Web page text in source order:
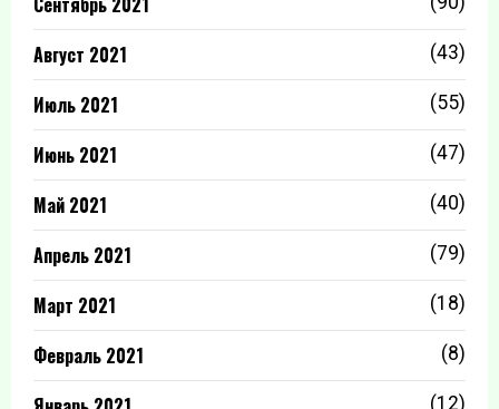
Август 2021 (43)
Июль 2021 (55)
Июнь 2021 (47)
Май 2021 (40)
Апрель 2021 (79)
Март 2021 (18)
Февраль 2021 (8)
(12)